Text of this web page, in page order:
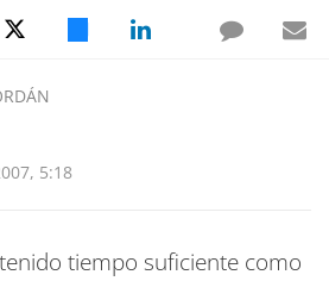
5:18
tiempo suficiente como